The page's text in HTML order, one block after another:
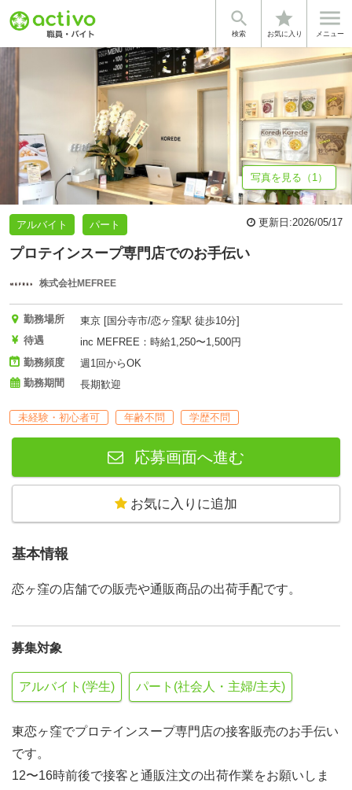

検索
star
お気に入り

メニュー
基本情報 体験談・雰囲気
写真を見る（1）
アルバイト パート 更新日:2026/05/17
プロテインスープ専門店でのお手伝い
株式会社MEFREE
勤務場所
東京 [国分寺市/恋ヶ窪駅 徒歩10分]
待遇
inc MEFREE：時給1,250〜1,500円
勤務頻度
週1回からOK
勤務期間
長期歓迎
未経験・初心者可 年齢不問 学歴不問
応募画面へ進む
お気に入りに追加
基本情報
恋ヶ窪の店舗での販売や通販商品の出荷手配です。
募集対象
アルバイト(学生) パート(社会人・主婦/主夫)
東恋ヶ窪でプロテインスープ専門店の接客販売のお手伝い
です。
12〜16時前後で接客と通販注文の出荷作業をお願いしま